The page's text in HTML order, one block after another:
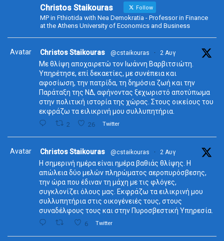
Christos Staikouras Follow
MP in Fthiotida with Nea Demokratia - Professor in Finance
at the Athens University of Economics and Business
Avatar Christos Staikouras @cstaikouras · 2 Αυγ
Με θλίψη αποχαιρετώ τον Ιωάννη Βαρβιτσιώτη.
Υπηρέτησε, επί δεκαετίες, με συνέπεια και
αφοσίωση, την πατρίδα, τη δημόσια ζωή και την
Παράταξη της ΝΔ, αφήνοντας ξεχωριστό αποτύπωμα
στην πολιτική ιστορία της χώρας. Στους οικείους του
εκφράζω τα ειλικρινή μου συλλυπητήρια.
2 26 Twitter
Avatar Christos Staikouras @cstaikouras · 2 Αυγ
Η σημερινή ημέρα είναι ημέρα βαθιάς θλίψης. Η
απώλεια δύο μελών πληρώματος αεροπυρόσβεσης,
την ώρα που έδιναν τη μάχη με τις φλόγες,
συγκλονίζει όλους μας. Εκφράζω τα ειλικρινή μου
συλλυπητήρια στις οικογένειές τους, στους
συναδέλφους τους και στην Πυροσβεστική Υπηρεσία.
6 Twitter